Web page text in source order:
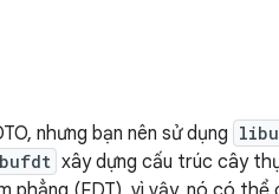
nhưng bạn nên sử dụng
xây dựng cấu trúc cây